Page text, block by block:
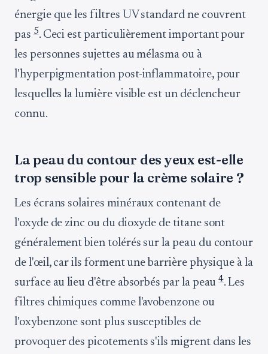
énergie que les filtres UV standard ne couvrent
pas 5. Ceci est particulièrement important pour
les personnes sujettes au mélasma ou à
l'hyperpigmentation post-inflammatoire, pour
lesquelles la lumière visible est un déclencheur
connu.
La peau du contour des yeux est-elle
trop sensible pour la crème solaire ?
Les écrans solaires minéraux contenant de
l'oxyde de zinc ou du dioxyde de titane sont
généralement bien tolérés sur la peau du contour
de l'œil, car ils forment une barrière physique à la
surface au lieu d'être absorbés par la peau4. Les
filtres chimiques comme l'avobenzone ou
l'oxybenzone sont plus susceptibles de
provoquer des picotements s'ils migrent dans les